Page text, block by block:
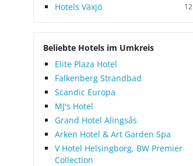
Hotels Växjö 12
Beliebte Hotels im Umkreis
Elite Plaza Hotel
Falkenberg Strandbad
Scandic Europa
MJ's Hotel
Grand Hotel Alingsås
Arken Hotel & Art Garden Spa
V Hotel Helsingborg, BW Premier
Collection